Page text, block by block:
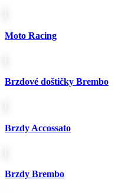
Moto Racing
Brzdové doštičky Brembo
Brzdy Accossato
Brzdy Brembo